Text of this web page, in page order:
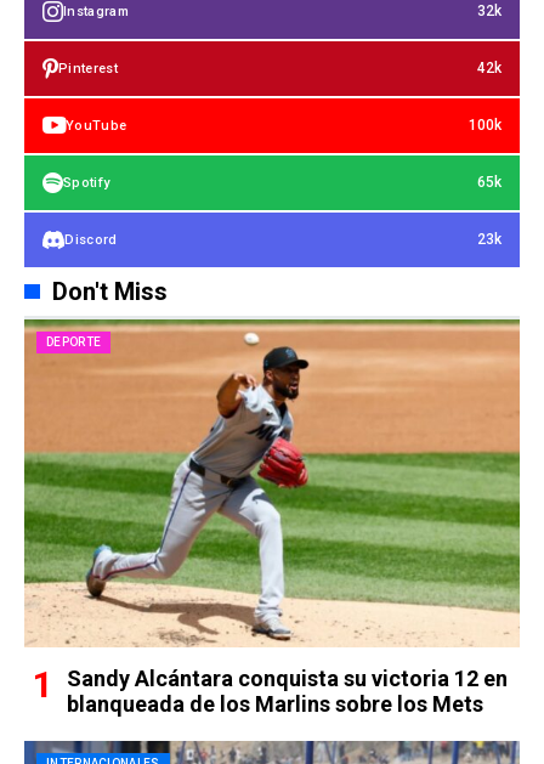
Instagram 32k
Pinterest 42k
YouTube 100k
Spotify 65k
Discord 23k
Don't Miss
DEPORTE
Sandy Alcántara conquista su victoria 12 en
blanqueada de los Marlins sobre los Mets